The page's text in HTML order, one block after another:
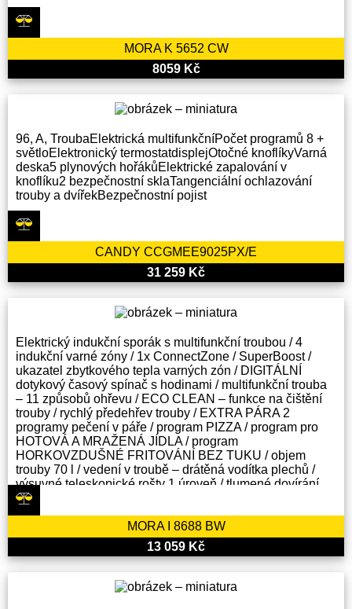
MORA K 5652 CW
8059 Kč
96, A, TroubaElektrická multifunkčníPočet programů 8 +
světloElektronický termostatdisplejOtočné knoflíkyVarná
deska5 plynových hořákůElektrické zapalování v
knoflíku2 bezpečnostní sklaTangenciální ochlazování
trouby a dvířekBezpečnostní pojist
CANDY CCGMEE9025PX/E
31 259 Kč
Elektrický indukční sporák s multifunkční troubou / 4
indukční varné zóny / 1x ConnectZone / SuperBoost /
ukazatel zbytkového tepla varných zón / DIGITÁLNÍ
dotykový časový spínač s hodinami / multifunkční trouba
– 11 způsobů ohřevu / ECO CLEAN – funkce na čištění
trouby / rychlý předehřev trouby / EXTRA PÁRA 2
programy pečení v páře / program PIZZA / program pro
HOTOVÁ A MRAŽENÁ JÍDLA / program
HORKOVZDUŠNÉ FRITOVÁNÍ BEZ TUKU / objem
trouby 70 l / vedení v troubě – drátěná vodítka plechů /
výsuvné teleskopické rošty 1 úroveň / tlumené dovírání
dvířek / energetická třída – A / příslušenství: 1 x rošt, 1x
MORA I 8688 BW
13 059 Kč